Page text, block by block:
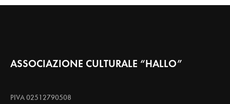
ASSOCIAZIONE CULTURALE “HALLO”
PIVA 02512790508